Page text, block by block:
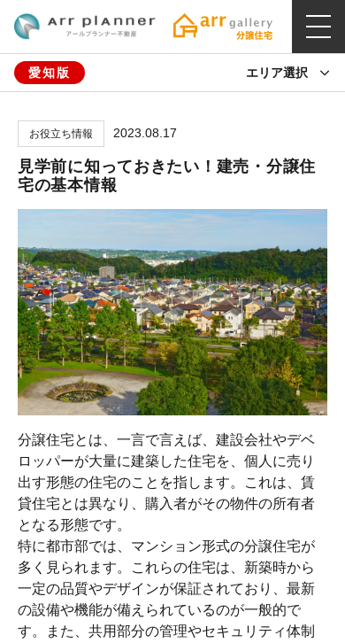
愛知版 エリア選択
お役立ち情報 2023.08.17
見学前に知っておきたい！建売・分譲住
宅の基本情報
分譲住宅とは、一言で言えば、建設会社やデベ
ロッパーが大量に建築した住宅を、個人に売り
出す形態の住宅のことを指します。これは、賃
貸住宅とは異なり、購入者がその物件の所有者
となる形態です。
特に都市部では、マンション形式の分譲住宅が
多く見られます。これらの住宅は、新築時から
一定の品質やデザインが保証されており、最新
の設備や機能が備えられているのが一般的で
す。また、共用部分の管理やセキュリティ体制